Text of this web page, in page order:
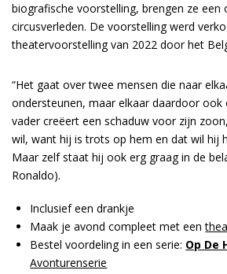
biografische voorstelling, brengen ze een
circusverleden. De voorstelling werd
theatervoorstelling van 2022 door het
“Het gaat over twee mensen die naar
ondersteunen, maar elkaar daardoor ook
vader creëert een schaduw voor zijn
wil, want hij is trots op hem en dat wil hij
Maar zelf staat hij ook erg graag in de
Ronaldo).
Inclusief een drankje
Maak je avond compleet met een
Bestel voordeling in een serie: Op De
Avonturenserie